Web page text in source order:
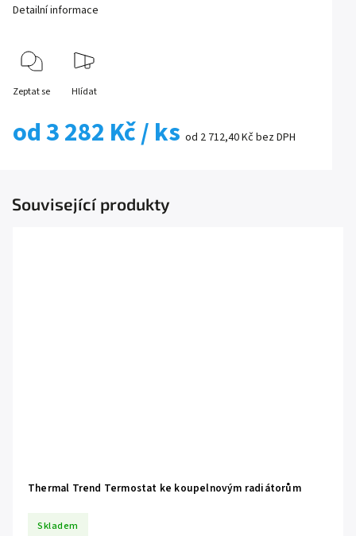
od3 282 Kč/ ks od 2 712,40 Kčbez DPH
Detailní informace
Zeptat se Hlídat
Související produkty
Thermal Trend Termostat ke koupelnovým radiátorům
Skladem